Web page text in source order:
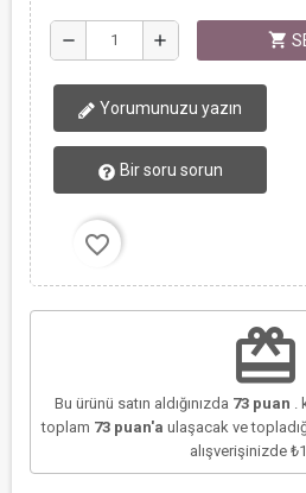
remove add shopping_cart
Yorumunuzu yazın
Bir soru sorun
favorite_border
redeem
Bu ürünü satın aldığınızda 73puan .
toplam 73 puan'a ulaşacak ve
alışverişinizde